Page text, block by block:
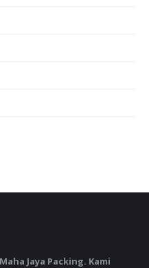
Jaya Packing. Kami